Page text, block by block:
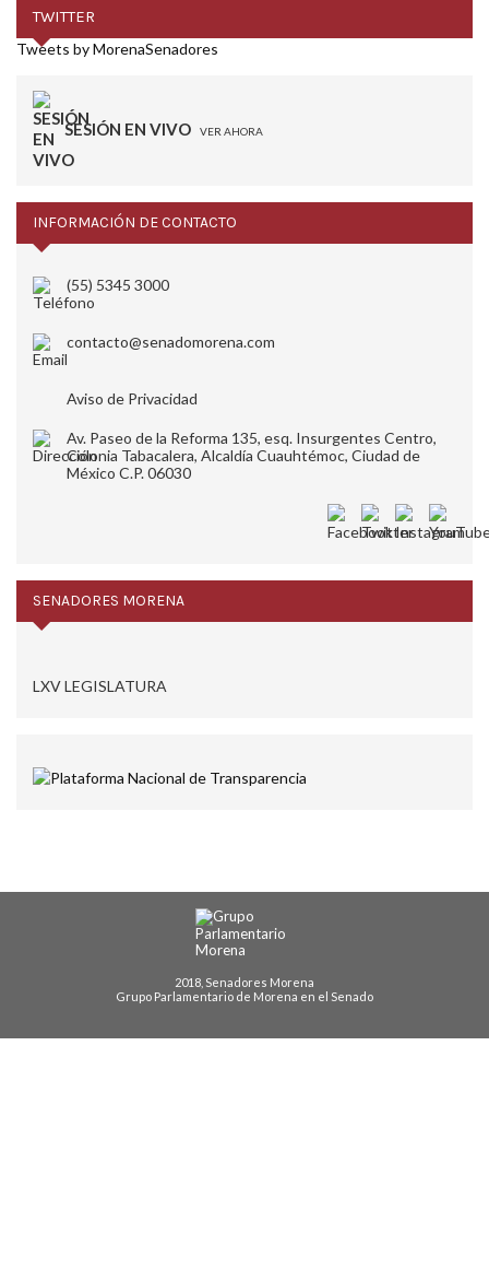
TWITTER
Tweets by MorenaSenadores
SESIÓN EN VIVO VER AHORA
INFORMACIÓN DE CONTACTO
(55) 5345 3000
contacto@senadomorena.com
Aviso de Privacidad
Av. Paseo de la Reforma 135, esq. Insurgentes Centro,
Colonia Tabacalera, Alcaldía Cuauhtémoc, Ciudad de
México C.P. 06030
SENADORES MORENA
LXV LEGISLATURA
2018, Senadores Morena
Grupo Parlamentario de Morena en el Senado